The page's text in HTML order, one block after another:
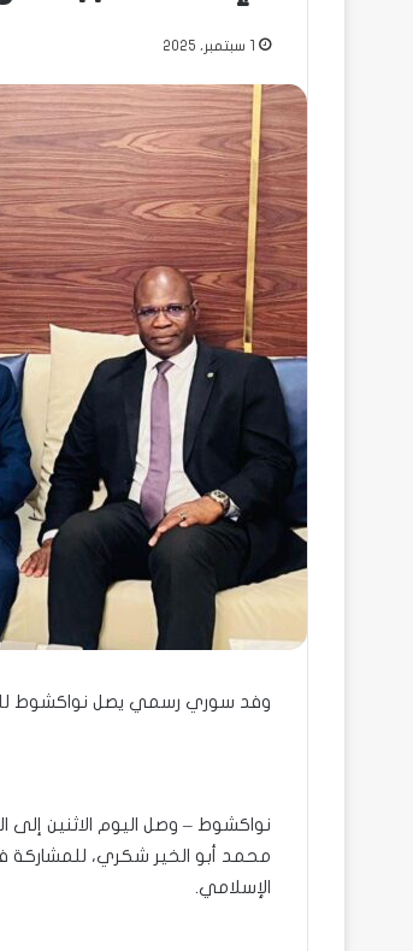
1 سبتمبر، 2025
وفد سوري رسمي يصل نواكشوط
نواكشوط – وصل اليوم الاثنين إلى
الإسلامي.